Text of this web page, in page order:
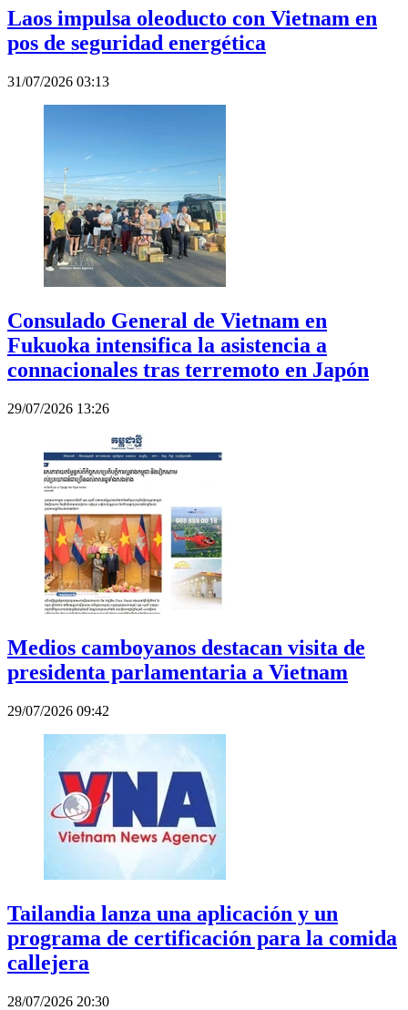
Laos impulsa oleoducto con Vietnam en
pos de seguridad energética
31/07/2026 03:13
Consulado General de Vietnam en
Fukuoka intensifica la asistencia a
connacionales tras terremoto en Japón
29/07/2026 13:26
Medios camboyanos destacan visita de
presidenta parlamentaria a Vietnam
29/07/2026 09:42
Tailandia lanza una aplicación y un
programa de certificación para la comida
callejera
28/07/2026 20:30